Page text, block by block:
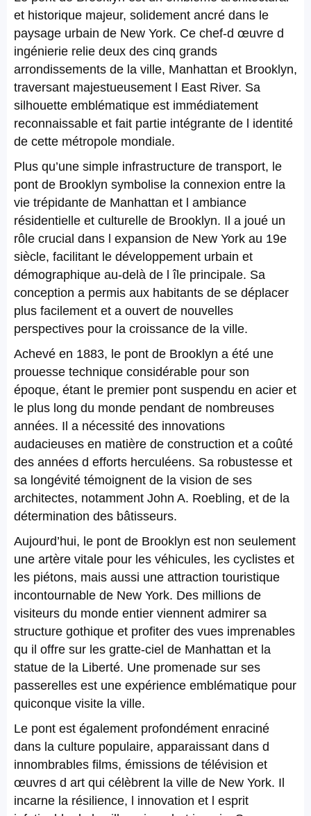
et historique majeur, solidement ancré dans le
paysage urbain de New York. Ce chef-d œuvre d
ingénierie relie deux des cinq grands
arrondissements de la ville, Manhattan et Brooklyn,
traversant majestueusement l East River. Sa
silhouette emblématique est immédiatement
reconnaissable et fait partie intégrante de l identité
de cette métropole mondiale.
Plus qu’une simple infrastructure de transport, le
pont de Brooklyn symbolise la connexion entre la
vie trépidante de Manhattan et l ambiance
résidentielle et culturelle de Brooklyn. Il a joué un
rôle crucial dans l expansion de New York au 19e
siècle, facilitant le développement urbain et
démographique au-delà de l île principale. Sa
conception a permis aux habitants de se déplacer
plus facilement et a ouvert de nouvelles
perspectives pour la croissance de la ville.
Achevé en 1883, le pont de Brooklyn a été une
prouesse technique considérable pour son
époque, étant le premier pont suspendu en acier et
le plus long du monde pendant de nombreuses
années. Il a nécessité des innovations
audacieuses en matière de construction et a coûté
des années d efforts herculéens. Sa robustesse et
sa longévité témoignent de la vision de ses
architectes, notamment John A. Roebling, et de la
détermination des bâtisseurs.
Aujourd’hui, le pont de Brooklyn est non seulement
une artère vitale pour les véhicules, les cyclistes et
les piétons, mais aussi une attraction touristique
incontournable de New York. Des millions de
visiteurs du monde entier viennent admirer sa
structure gothique et profiter des vues imprenables
qu il offre sur les gratte-ciel de Manhattan et la
statue de la Liberté. Une promenade sur ses
passerelles est une expérience emblématique pour
quiconque visite la ville.
Le pont est également profondément enraciné
dans la culture populaire, apparaissant dans d
innombrables films, émissions de télévision et
œuvres d art qui célèbrent la ville de New York. Il
incarne la résilience, l innovation et l esprit